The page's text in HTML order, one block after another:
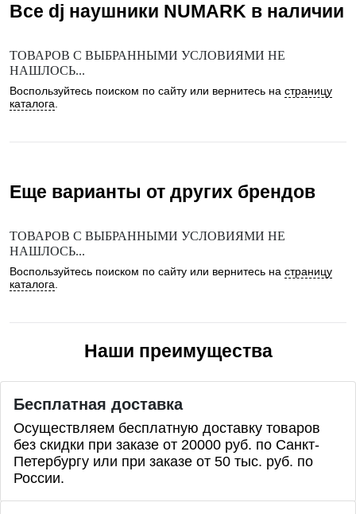
Все dj наушники NUMARK в наличии
ТОВАРОВ С ВЫБРАННЫМИ УСЛОВИЯМИ НЕ
НАШЛОСЬ...
Воспользуйтесь поиском по сайту или вернитесь на страницу
каталога.
Еще варианты от других брендов
ТОВАРОВ С ВЫБРАННЫМИ УСЛОВИЯМИ НЕ
НАШЛОСЬ...
Воспользуйтесь поиском по сайту или вернитесь на страницу
каталога.
Наши преимущества
Бесплатная доставка
Осуществляем бесплатную доставку товаров
без скидки при заказе от 20000 руб. по Санкт-
Петербургу или при заказе от 50 тыс. руб. по
России.